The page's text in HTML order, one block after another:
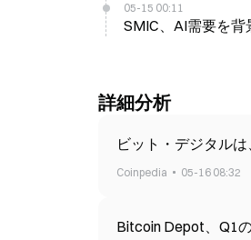
05-15 00:11
SMIC、AI需要を
詳細分析
ビット・デジタル
Coinpedia 05-16 08:32
Bitcoin Depot、Q1